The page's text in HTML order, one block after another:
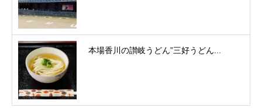
本場香川の讃岐うどん”三好うどん...